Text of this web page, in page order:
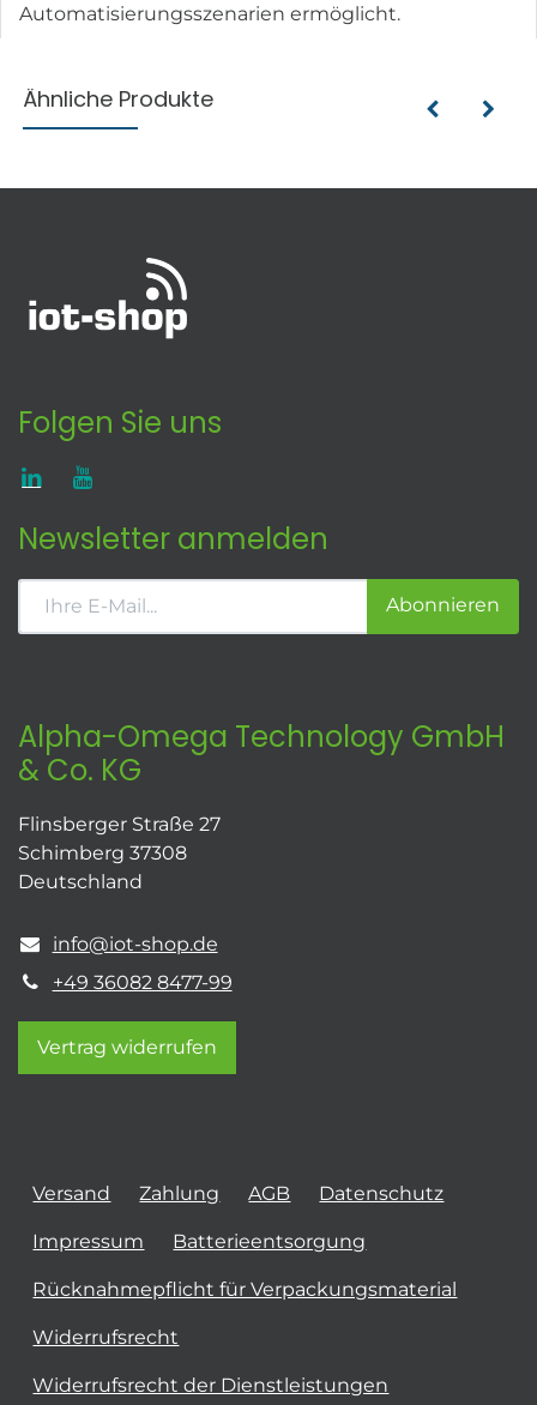
Automatisierungsszenarien ermöglicht.
Ähnliche Produkte
Folgen Sie uns
Newsletter anmelden
Abonnieren
Alpha-Omega Technology GmbH
& Co. KG
Flinsberger Straße 27
Schimberg 37308
Deutschland
info@iot-shop.de
+49 36082 8477-99
Vertrag widerrufen
Versand Zahlung AGB Datenschutz
Impressum Batterieentsorgung
Rücknahmepflicht für Verpackungsmaterial
Widerrufsrecht
Widerrufsrecht der Dienstleistungen